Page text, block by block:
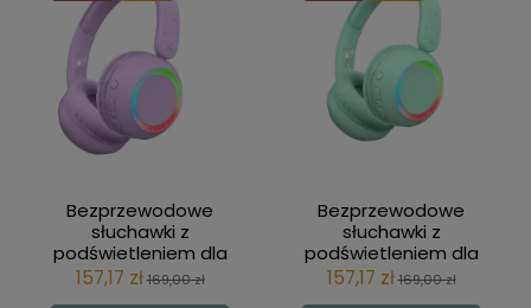
Bezprzewodowe
słuchawki z
podświetleniem dla
dzieci i nastolatków
157,17 zł169,00 zł
Bezprzewodowe
słuchawki z
podświetleniem dla
dzieci i nastolatków
157,17 zł169,00 zł